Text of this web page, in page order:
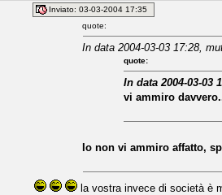
Inviato: 03-03-2004 17:35
quote:
In data 2004-03-03 17:28,
quote:
In data 2004-03-03
vi ammiro
Io non vi ammiro affatto,
la vostra invece di società è